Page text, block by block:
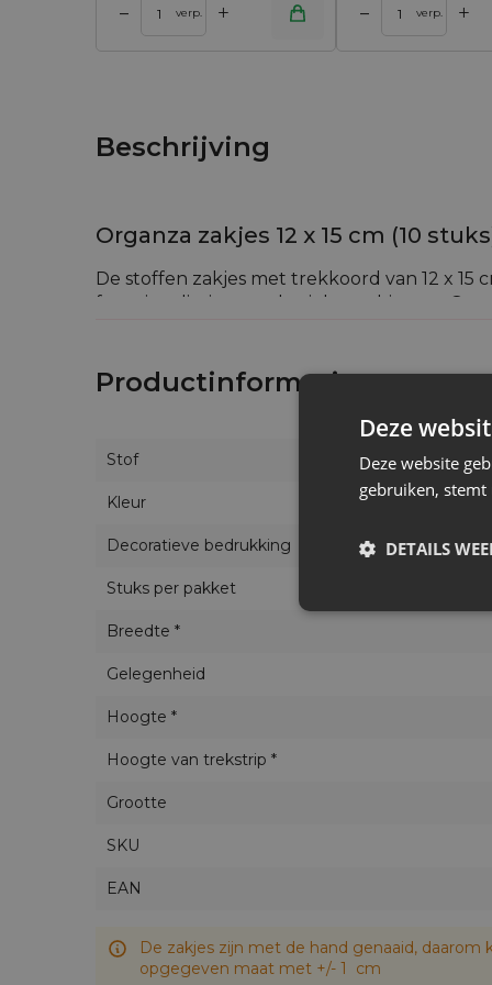
– verp. + – verp. +
Toevoegen aan winkelwagen Toevoegen aan
Beschrijving
Organza zakjes 12 x 15 cm (10
De stoffen zakjes met trekkoord van 12 x
functionaliteit en esthetiek combineert.
Waarom kiezen voor Saketos organza
Onze stoffen zakjes met trekkoord
Materiaalkwaliteit:
De zakjes zijn
Herbruikbaarheid:
De mogelijkheid om
Esthetiek:De mix van lentekleuren geeft
Vergelijking met de concurrentie
Bij het kiezen van zakjes is het belangrijk
Kwaliteit en duurzaamheid
Saketos:Onze stoffen zakjes met
Eco-vriendelijke verpakkingen
Productinformatie
Stof
Kleur
Decoratieve bedrukking
Stuks per pakket
Breedte *
Gelegenheid
Hoogte *
Hoogte van trekstrip *
Grootte
SKU
EAN
De zakjes zijn met de hand genaaid,
opgegeven maat met +/- 1 cm
Deze
Deze website
gebruiken,
DETAILS